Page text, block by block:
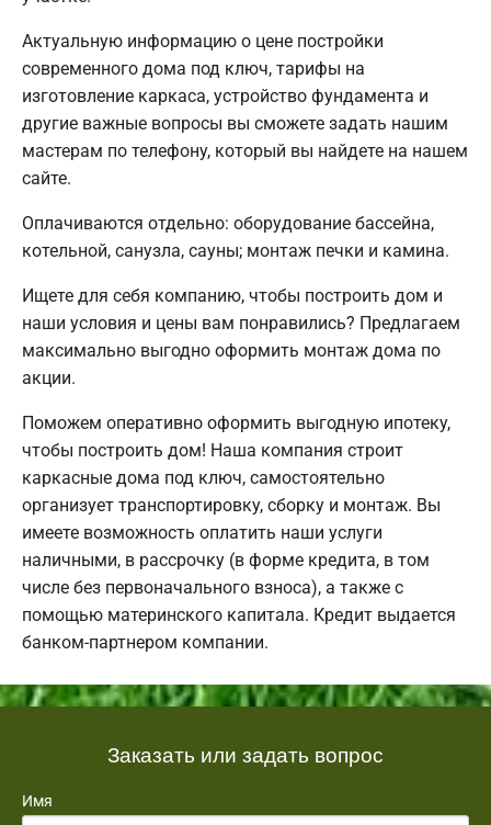
Актуальную информацию о цене постройки
современного дома под ключ, тарифы на
изготовление каркаса, устройство фундамента и
другие важные вопросы вы сможете задать нашим
мастерам по телефону, который вы найдете на нашем
сайте.
Оплачиваются отдельно: оборудование бассейна,
котельной, санузла, сауны; монтаж печки и камина.
Ищете для себя компанию, чтобы построить дом и
наши условия и цены вам понравились? Предлагаем
максимально выгодно оформить монтаж дома по
акции.
Поможем оперативно оформить выгодную ипотеку,
чтобы построить дом! Наша компания строит
каркасные дома под ключ, самостоятельно
организует транспортировку, сборку и монтаж. Вы
имеете возможность оплатить наши услуги
наличными, в рассрочку (в форме кредита, в том
числе без первоначального взноса), а также с
помощью материнского капитала. Кредит выдается
банком-партнером компании.
Заказать или задать вопрос
Имя